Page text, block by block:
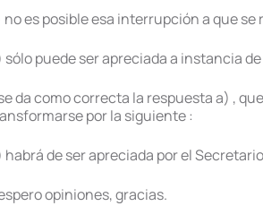
no es posible esa interrupción a que
sólo puede ser apreciada a instancia
da como correcta la respuesta a) ,
por la siguiente :
habrá de ser apreciada por el
opiniones, gracias.